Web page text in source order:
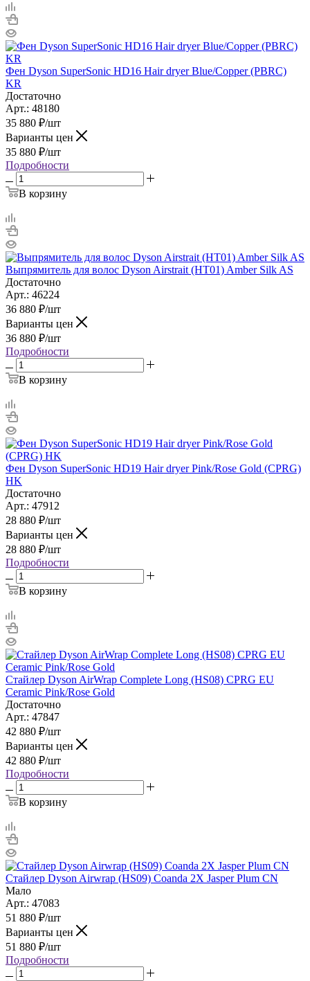
Фен Dyson SuperSonic HD16 Hair dryer Blue/Copper (PBRC)
KR
Достаточно
Арт.: 48180
35 880 ₽/шт
Варианты цен
35 880 ₽/шт
Подробности
В корзину
Выпрямитель для волос Dyson Airstrait (HT01) Amber Silk AS
Достаточно
Арт.: 46224
36 880 ₽/шт
Варианты цен
36 880 ₽/шт
Подробности
В корзину
Фен Dyson SuperSonic HD19 Hair dryer Pink/Rose Gold (CPRG)
HK
Достаточно
Арт.: 47912
28 880 ₽/шт
Варианты цен
28 880 ₽/шт
Подробности
В корзину
Стайлер Dyson AirWrap Complete Long (HS08) CPRG EU
Ceramic Pink/Rose Gold
Достаточно
Арт.: 47847
42 880 ₽/шт
Варианты цен
42 880 ₽/шт
Подробности
В корзину
Стайлер Dyson Airwrap (HS09) Coanda 2X Jasper Plum CN
Мало
Арт.: 47083
51 880 ₽/шт
Варианты цен
51 880 ₽/шт
Подробности